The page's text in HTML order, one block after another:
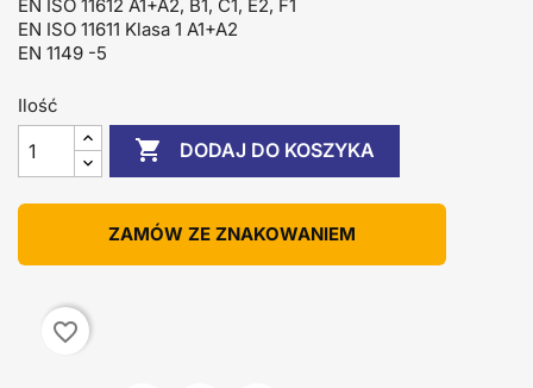
EN ISO 11612 A1+A2, B1, C1, E2, F1
EN ISO 11611 Klasa 1 A1+A2
EN 1149 -5
Ilość
 DODAJ DO KOSZYKA
ZAMÓW ZE ZNAKOWANIEM
favorite_border